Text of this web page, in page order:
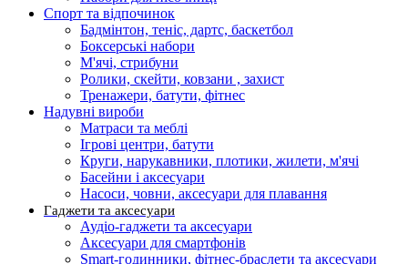
Спорт та відпочинок
Бадмінтон, теніс, дартс, баскетбол
Боксерські набори
М'ячі, стрибуни
Ролики, скейти, ковзани , захист
Тренажери, батути, фітнес
Надувні вироби
Матраси та меблі
Ігрові центри, батути
Круги, нарукавники, плотики, жилети, м'ячі
Басейни і аксесуари
Насоси, човни, аксесуари для плавання
Гаджети та аксесуари
Аудіо-гаджети та аксесуари
Аксесуари для смартфонів
Smart-годинники, фітнес-браслети та аксесуари